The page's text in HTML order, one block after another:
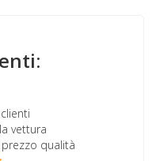
vettura
qualità